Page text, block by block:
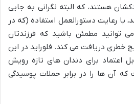
هستند، که البته نگرانی به جایی
با رعایت دستورالعمل استفاده (که در
توانید مطمئن باشید که فرزندتان
خطری دریافت می کند. فلوراید در این
اعتماد برای دندان های تازه رویش
آن ها را در برابر حملات پوسیدگی